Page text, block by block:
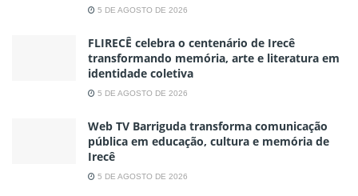
5 DE AGOSTO DE 2026
FLIRECÊ celebra o centenário de Irecê
transformando memória, arte e literatura em
identidade coletiva
5 DE AGOSTO DE 2026
Web TV Barriguda transforma comunicação
pública em educação, cultura e memória de
Irecê
5 DE AGOSTO DE 2026